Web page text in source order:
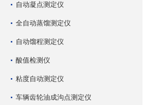
自动凝点测定仪
全自动蒸馏测定仪
自动馏程测定仪
酸值检测仪
粘度自动测定仪
车辆齿轮油成沟点测定仪